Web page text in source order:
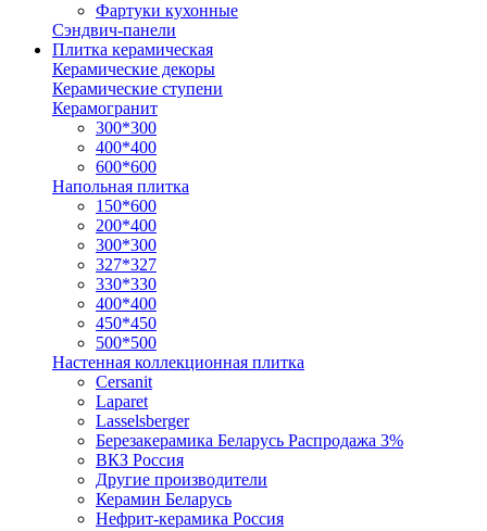
Фартуки кухонные
Сэндвич-панели
Плитка керамическая
Керамические декоры
Керамические ступени
Керамогранит
300*300
400*400
600*600
Напольная плитка
150*600
200*400
300*300
327*327
330*330
400*400
450*450
500*500
Настенная коллекционная плитка
Cersanit
Laparet
Lasselsberger
Березакерамика Беларусь Распродажа 3%
ВКЗ Россия
Другие производители
Керамин Беларусь
Нефрит-керамика Россия